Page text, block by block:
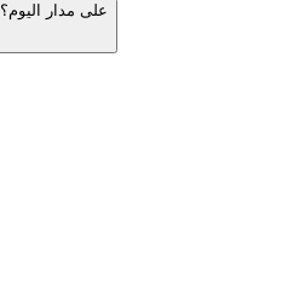
هل يتم تحديث أسعار Nykredit Bankعلى مدار اليوم؟